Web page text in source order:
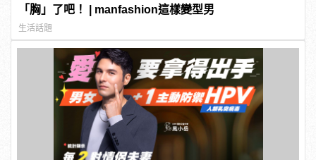
「胸」了吧！ | manfashion這樣變型男
生活話題